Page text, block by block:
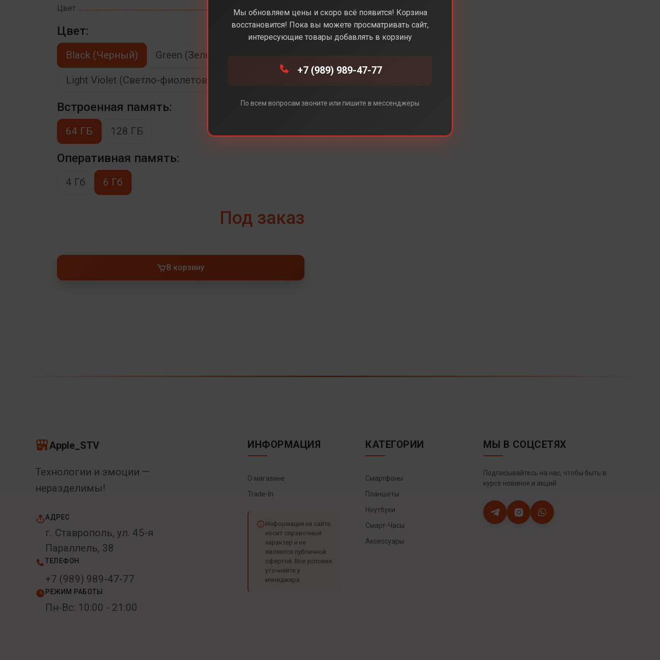
Цвет Black (Черный)
Цвет:
Black (Черный) Green (Зеленый)
Light Violet (Светло-фиолетовый)
Встроенная память:
64 ГБ 128 ГБ
Оперативная память:
4 Гб 6 Гб
Под заказ
В корзину
Apple_STV
Технологии и эмоции —
неразделимы!
АДРЕС
г. Ставрополь, ул. 45-я
Параллель, 38
ТЕЛЕФОН
+7 (989) 989-47-77
РЕЖИМ РАБОТЫ
Пн-Вс: 10:00 - 21:00
ИНФОРМАЦИЯ
О магазине
Trade-In
Информация на сайте
носит справочный
характер и не
является публичной
офертой. Все условия
уточняйте у
менеджера.
КАТЕГОРИИ
Смартфоны
Планшеты
Ноутбуки
Смарт-Часы
Аксессуары
МЫ В СОЦСЕТЯХ
Подписывайтесь на нас, чтобы быть в
курсе новинок и акций
Мы обновляем цены и скоро всё появится! Корзина
восстановится! Пока вы можете просматривать сайт,
интересующие товары добавлять в корзину
+7 (989) 989-47-77
По всем вопросам звоните или пишите в мессенджеры